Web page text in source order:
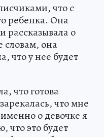
что с
ребенка. Она
рассказывала о
словам, она
что у нее будет
что готова
что мне
о девочке я
что это будет